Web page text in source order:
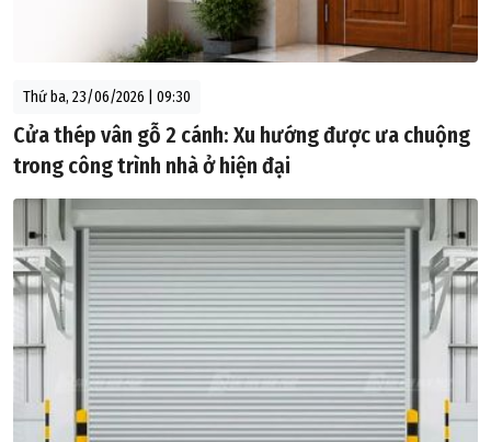
Thứ ba, 23/06/2026 | 09:30
Cửa thép vân gỗ 2 cánh: Xu hướng được ưa chuộng
trong công trình nhà ở hiện đại